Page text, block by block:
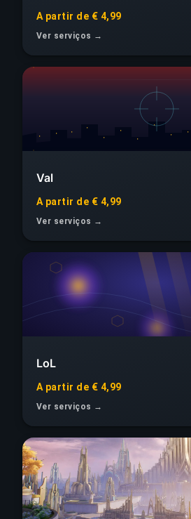
A partir de € 4,99
Ver serviços →
Val
A partir de € 4,99
Ver serviços →
LoL
A partir de € 4,99
Ver serviços →